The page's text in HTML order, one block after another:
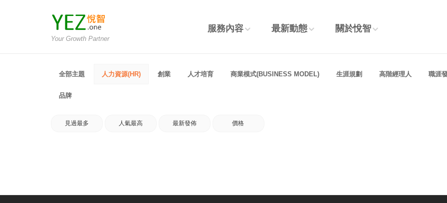
Your Growth Partner
服務內容 最新動態 關於悅智
全部主題 人力資源(HR) 創業 人才培育 商業模式(BUSINESS MODEL) 生涯規劃 高階經理人 職涯
品牌
見過最多 人氣最高 最新發佈 價格